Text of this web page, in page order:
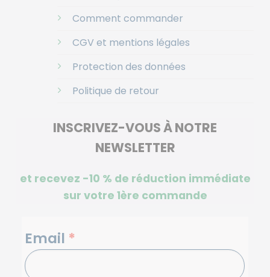
Comment commander
CGV et mentions légales
Protection des données
Politique de retour
INSCRIVEZ-VOUS À NOTRE
NEWSLETTER
et recevez -10 % de réduction immédiate
sur votre 1ère commande
NEWSLETTERS
Email *